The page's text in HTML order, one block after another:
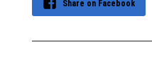
Share on Facebook